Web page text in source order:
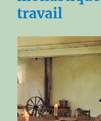
travail